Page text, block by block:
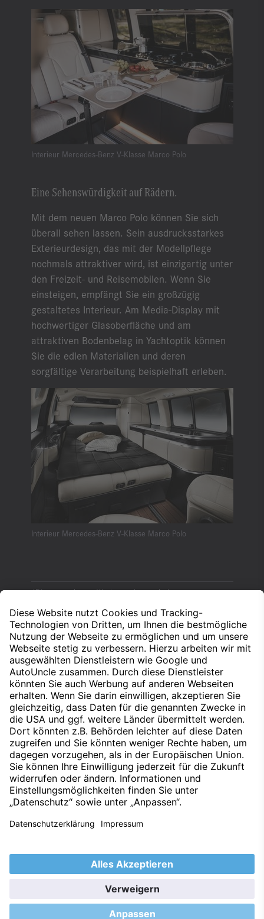
Interieur Mercedes-Benz V-Klasse Marco Polo
Eine Sehenswürdigkeit auf Rädern.
Mit dem neuen Marco Polo können Sie sich
überall sehen lassen. Sein ausdrucksstarkes
Exterieurdesign, das mit der Modellpflege
nochmals attraktiver wird, ist einzigartig unter
den Freizeit- und Reisemobilen. Wenn Sie
einsteigen, empfängt Sie ein großzügig
gestaltetes Interieur. Am Media-Display mit
hochwertiger Glasoberfläche und am
attraktiven Bodenbelag in Yachtoptik können
Sie die edlen Materialien und deren
sorgfältige Verarbeitung beispielhaft erleben.
Interieur Mercedes-Benz V-Klasse Marco Polo
*Die angegebenen Werte wurden nach dem
harmonised Light-duty vehicles Test Procedures) ermittelt.
Der Energieverbrauch und der CO₂-Ausstoß eines Pkw sind
nicht nur von der effizienten Ausnutzung des Kraftstoffs
bzw. des Energieträgers durch den Pkw, sondern auch vom
Fahrstil und anderen nichttechnischen Faktoren abhängig.
Nach oben
DatenschutzImpressumTechniklexikon
Barrierefreiheitserklärung